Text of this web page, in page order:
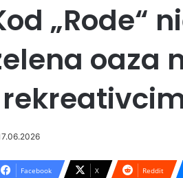
„Rode“
oaza
Facebook X Reddit